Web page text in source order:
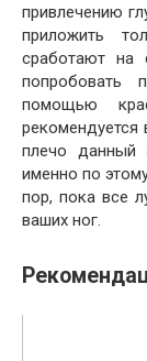
привлечению
приложить
сработают на
помощью
рекомендуется
плечо данный
именно по
пор, пока все
ваших ног.